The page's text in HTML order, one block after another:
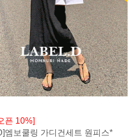
픈 10%]
엠보쿨링 가디건세트 원피스*